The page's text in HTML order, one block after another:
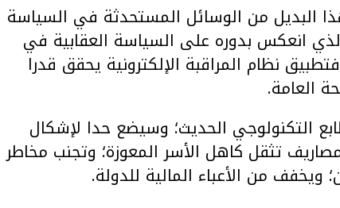
هذا البديل من الوسائل المستحدثة في السياسة
انعكس بدوره على السياسة العقابية في
نظام المراقبة الإلكترونية يحقق قدرا
العامة.
التكنولوجي الحديث؛ وسيضع حدا لإشكال
تثقل كاهل الأسر المعوزة؛ وتجنب مخاطر
من الأعباء المالية للدولة.